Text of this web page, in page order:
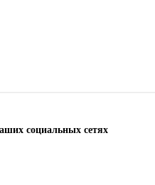
социальных сетях